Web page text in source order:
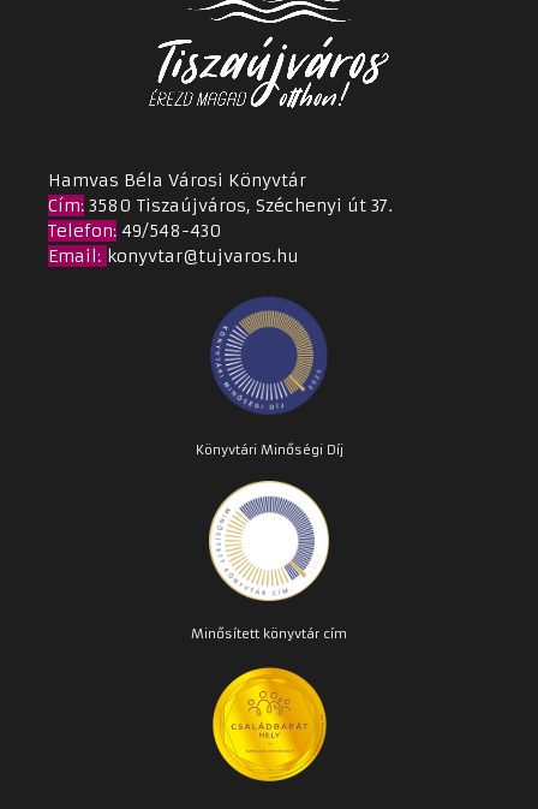
Hamvas Béla Városi Könyvtár
Cím: 3580 Tiszaújváros, Széchenyi út 37.
Telefon: 49/548-430
Email: konyvtar@tujvaros.hu
Könyvtári Minőségi Díj
Minősített könyvtár cím